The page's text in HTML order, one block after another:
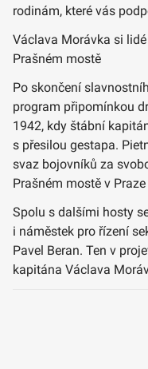
rodinám, které vás
Václava Morávka si
Prašném mostě
Po skončení
program připomínkou
1942, kdy štábní
s přesilou gestapa.
svaz bojovníků za
Prašném mostě v Praze
Spolu s dalšími hosty
i náměstek pro řízení
Pavel Beran. Ten v
kapitána Václava